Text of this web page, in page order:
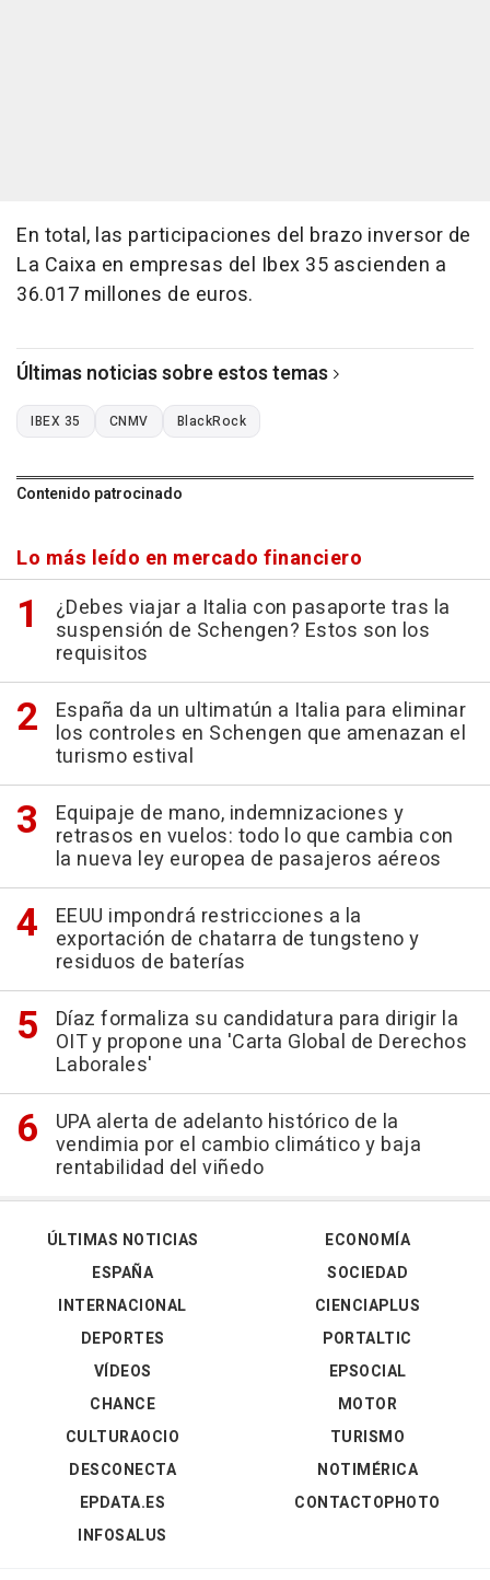
En total, las participaciones del brazo inversor de
La Caixa en empresas del Ibex 35 ascienden a
36.017 millones de euros.
Últimas noticias sobre estos temas
IBEX 35 CNMV BlackRock
Contenido patrocinado
Lo más leído en mercado financiero
¿Debes viajar a Italia con pasaporte tras la
suspensión de Schengen? Estos son los
requisitos
España da un ultimatún a Italia para eliminar
los controles en Schengen que amenazan el
turismo estival
Equipaje de mano, indemnizaciones y
retrasos en vuelos: todo lo que cambia con
la nueva ley europea de pasajeros aéreos
EEUU impondrá restricciones a la
exportación de chatarra de tungsteno y
residuos de baterías
Díaz formaliza su candidatura para dirigir la
OIT y propone una 'Carta Global de Derechos
Laborales'
UPA alerta de adelanto histórico de la
vendimia por el cambio climático y baja
rentabilidad del viñedo
ÚLTIMAS NOTICIAS
ESPAÑA
INTERNACIONAL
DEPORTES
VÍDEOS
ECONOMÍA
SOCIEDAD
CIENCIAPLUS
PORTALTIC
EPSOCIAL
CHANCE
CULTURAOCIO
DESCONECTA
EPDATA.ES
INFOSALUS
MOTOR
TURISMO
NOTIMÉRICA
CONTACTOPHOTO